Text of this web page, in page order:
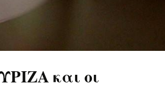
και οι